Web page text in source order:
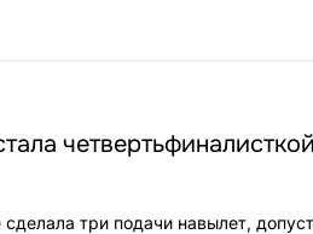
сделала три подачи навылет,